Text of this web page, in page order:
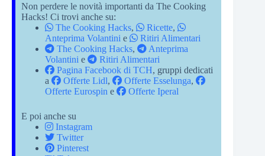
Non perdere le novità importanti da The Cooking
Hacks! Ci trovi anche su:
The Cooking Hacks, Ricette,
Anteprima Volantini e
Ritiri Alimentari
The Cooking Hacks,
Anteprima
Volantini e
Ritiri Alimentari
Pagina Facebook di TCH, gruppi dedicati
a
Offerte Lidl, Offerte Esselunga,
Offerte Eurospin e Offerte Iperal
E poi anche su
Instagram
Twitter
Pinterest